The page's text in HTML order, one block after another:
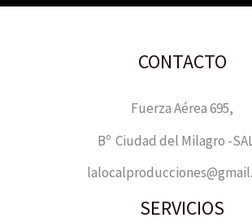
CONTACTO
Fuerza Aérea 695,
Bº Ciudad del Milagro -
SERVICIOS